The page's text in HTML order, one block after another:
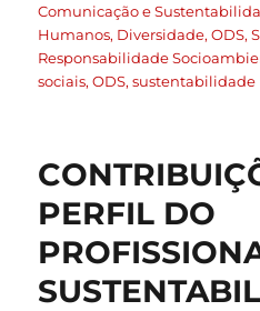
Comunicação e
Humanos, Diversidade,ODS,
Responsabilidade
sociais,ODS,sustentabilidade
PERFIL DO